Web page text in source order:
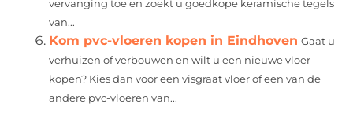
vervanging toe en zoekt u goedkope keramische tegels
van...
Kom pvc-vloeren kopen in Eindhoven Gaat u
verhuizen of verbouwen en wilt u een nieuwe vloer
kopen? Kies dan voor een visgraat vloer of een van de
andere pvc-vloeren van...